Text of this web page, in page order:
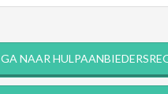
GA NAAR